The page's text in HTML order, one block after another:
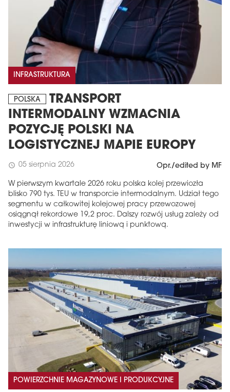
INFRASTRUKTURA
POLSKA
TRANSPORT
INTERMODALNY WZMACNIA
POZYCJĘ POLSKI NA
LOGISTYCZNEJ MAPIE EUROPY
schedule 05 sierpnia 2026 Opr./edited by MF
W pierwszym kwartale 2026 roku polska kolej przewiozła
blisko 790 tys. TEU w transporcie intermodalnym. Udział tego
segmentu w całkowitej kolejowej pracy przewozowej
osiągnął rekordowe 19,2 proc. Dalszy rozwój usług zależy od
inwestycji w infrastrukturę liniową i punktową.
POWIERZCHNIE MAGAZYNOWE I PRODUKCYJNE